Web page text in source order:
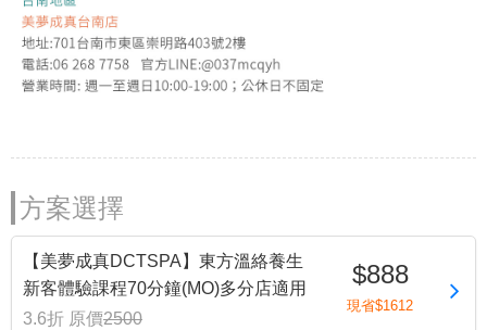
方案選擇
【美夢成真DCTSPA】東方溫絡養生
新客體驗課程70分鐘(MO)多分店適用
3.6折 原價2500
$888
現省$1612